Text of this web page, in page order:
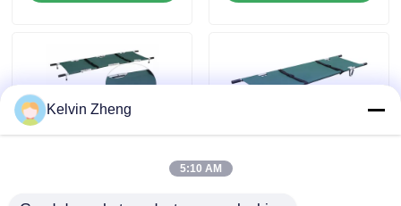
Nouvelles
Les affaires
Kelvin Zheng
5:10 AM